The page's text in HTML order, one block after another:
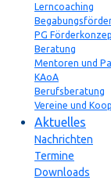
Lerncoaching
PG
Beratung
Mentoren und
KAoA
Berufsberatung
Vereine und
Aktuelles
Nachrichten
Termine
Downloads